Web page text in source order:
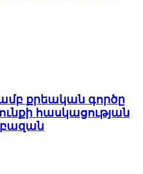
քրեական գործը
հասկացության